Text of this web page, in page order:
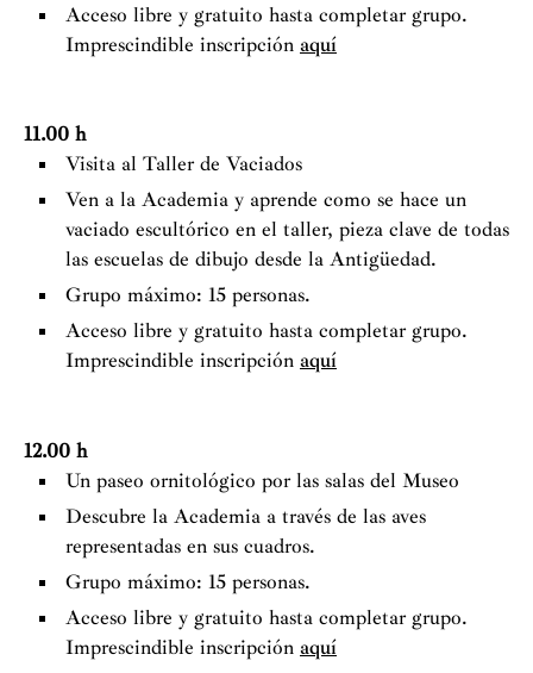
Acceso libre y gratuito hasta completar grupo.
Imprescindible inscripción aquí
11.00 h
Visita al Taller de Vaciados
Ven a la Academia y aprende como se hace un
vaciado escultórico en el taller, pieza clave de todas
las escuelas de dibujo desde la Antigüedad.
Grupo máximo: 15 personas.
Acceso libre y gratuito hasta completar grupo.
Imprescindible inscripción aquí
12.00 h
Un paseo ornitológico por las salas del Museo
Descubre la Academia a través de las aves
representadas en sus cuadros.
Grupo máximo: 15 personas.
Acceso libre y gratuito hasta completar grupo.
Imprescindible inscripción aquí